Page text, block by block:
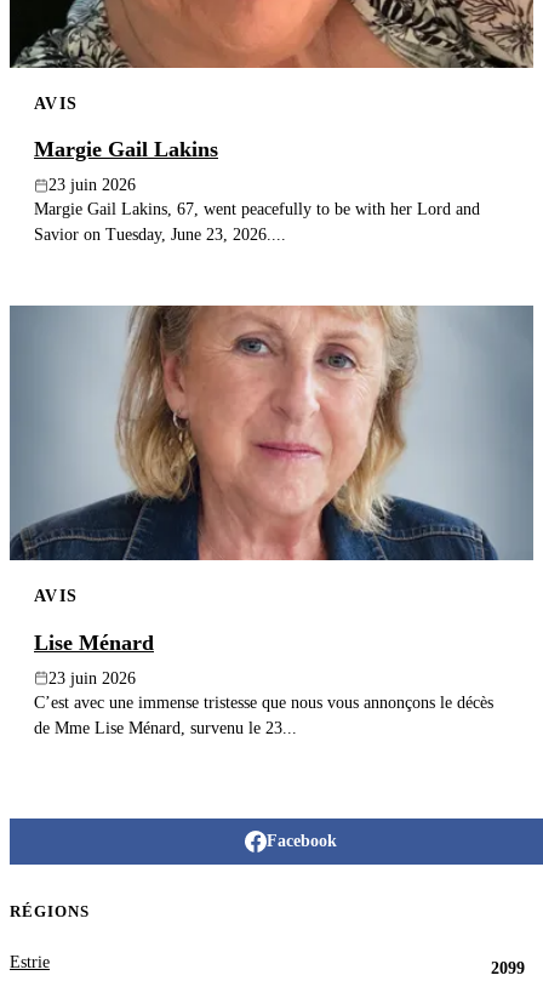
AVIS
Margie Gail Lakins
23 juin 2026
Margie Gail Lakins, 67, went peacefully to be with her Lord and
Savior on Tuesday, June 23, 2026....
AVIS
Lise Ménard
23 juin 2026
C’est avec une immense tristesse que nous vous annonçons le décès
de Mme Lise Ménard, survenu le 23...
Facebook
RÉGIONS
Estrie
2099